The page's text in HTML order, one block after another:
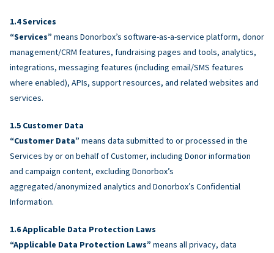
Services
“Services” means Donorbox’s software-as-a-service platform, donor
management/CRM features, fundraising pages and tools, analytics,
integrations, messaging features (including email/SMS features
where enabled), APIs, support resources, and related websites and
services.
Customer Data
“Customer Data” means data submitted to or processed in the
Services by or on behalf of Customer, including Donor information
and campaign content, excluding Donorbox’s
aggregated/anonymized analytics and Donorbox’s Confidential
Information.
Applicable Data Protection Laws
“Applicable Data Protection Laws” means all privacy, data